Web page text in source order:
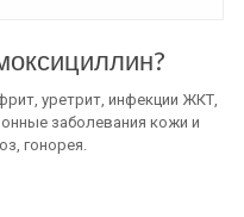
уретрит, инфекции ЖКТ,
заболевания кожи и
гонорея.